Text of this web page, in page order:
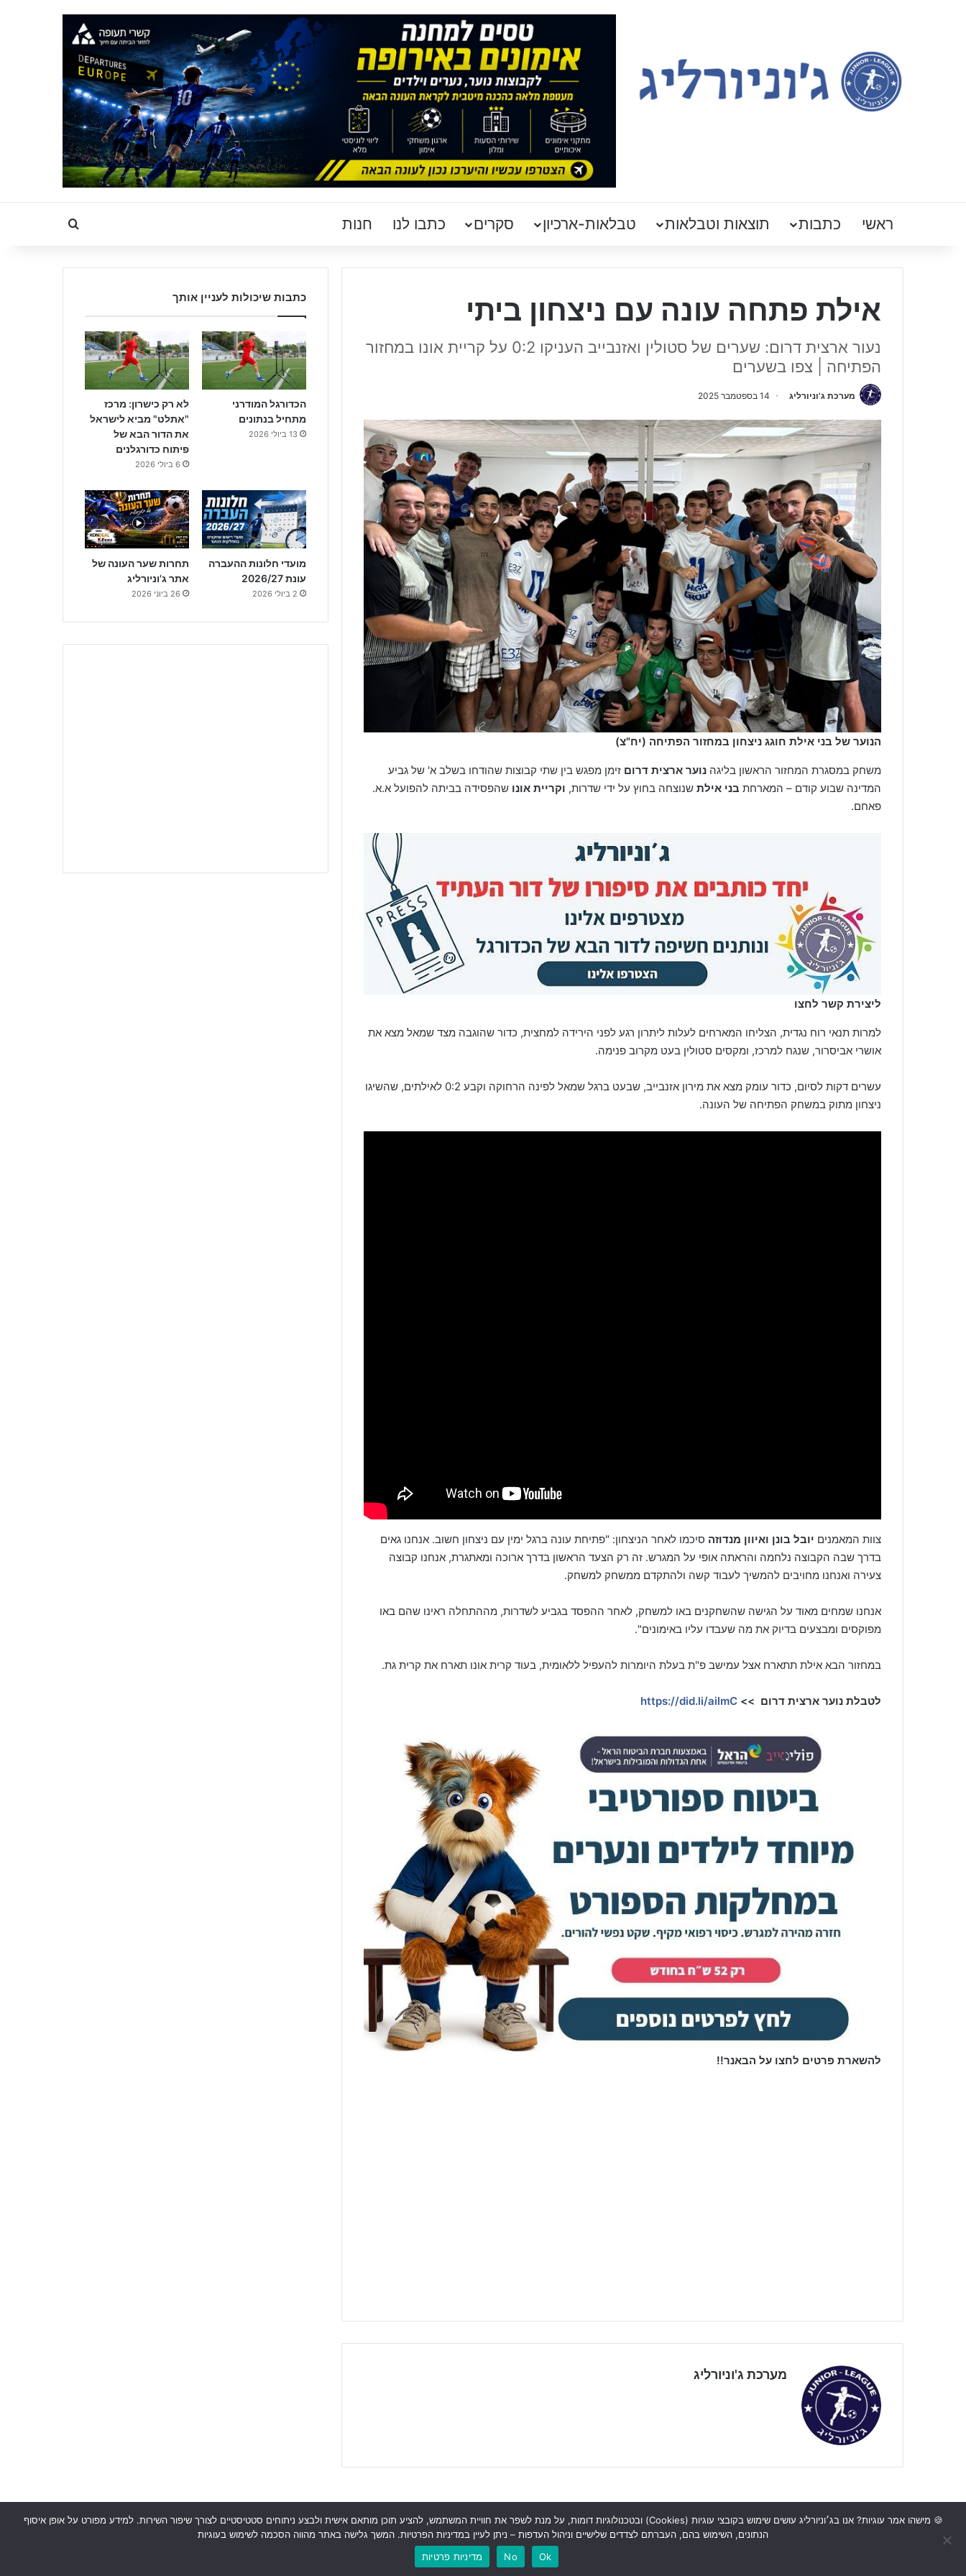
ראשי כתבות תוצאות וטבלאות טבלאות-ארכיון סקרים כתבו לנו חנות Search for
אילת פתחה עונה עם ניצחון ביתי
נעור ארצית דרום: שערים של סטולין ואזנבייב העניקו 0:2 על קריית אונו במחזור
הפתיחה | צפו בשערים
מערכת ג'וניורליג 14 בספטמבר 2025
הנוער של בני אילת חוגג ניצחון במחזור הפתיחה (יח"צ)
משחק במסגרת המחזור הראשון בליגה נוער ארצית דרום זימן מפגש בין שתי קבוצות שהודחו בשלב א' של גביע
המדינה שבוע קודם – המארחת בני אילת שנוצחה בחוץ על ידי שדרות, וקריית אונו שהפסידה בביתה להפועל א.א.
פאחם.
ליצירת קשר לחצו
למרות תנאי רוח נגדית, הצליחו המארחים לעלות ליתרון רגע לפני הירידה למחצית, כדור שהוגבה מצד שמאל מצא את
אושרי אביסרור, שנגח למרכז, ומקסים סטולין בעט מקרוב פנימה.
עשרים דקות לסיום, כדור עומק מצא את מירון אזנבייב, שבעט ברגל שמאל לפינה הרחוקה וקבע 0:2 לאילתים, שהשיגו
ניצחון מתוק במשחק הפתיחה של העונה.
צוות המאמנים יובל בונן ואיוון מנדוזה סיכמו לאחר הניצחון: "פתיחת עונה ברגל ימין עם ניצחון חשוב. אנחנו גאים
בדרך שבה הקבוצה נלחמה והראתה אופי על המגרש. זה רק הצעד הראשון בדרך ארוכה ומאתגרת, אנחנו קבוצה
צעירה ואנחנו מחויבים להמשיך לעבוד קשה ולהתקדם ממשחק למשחק.
אנחנו שמחים מאוד על הגישה שהשחקנים באו למשחק, לאחר ההפסד בגביע לשדרות, מההתחלה ראינו שהם באו
מפוקסים ומבצעים בדיוק את מה שעבדו עליו באימונים".
במחזור הבא אילת תתארח אצל עמישב פ"ת בעלת היומרות להעפיל ללאומית, בעוד קרית אונו תארח את קרית גת.
לטבלת נוער ארצית דרום >> https://did.li/ailmC
להשארת פרטים לחצו על הבאנר!!
מערכת ג'וניורליג
כתבות שיכולות לעניין אותך
הכדורגל המודרני
מתחיל בנתונים
13 ביולי 2026
לא רק כישרון: מרכז
"אתלט" מביא לישראל
את הדור הבא של
פיתוח כדורגלנים
6 ביולי 2026
מועדי חלונות ההעברה
עונת 2026/27
2 ביולי 2026
תחרות שער העונה של
אתר ג'וניורליג
26 ביוני 2026
ראשי כתבות תכנים מקצועיים תנאי שימוש מדיניות אבטחה
כתבו לנו
Facebook
YouTube
Instagram
🍪 מישהו אמר עוגיות? אנו בג׳וניורליג עושים שימוש בקובצי עוגיות (Cookies) ובטכנולוגיות דומות, על מנת לשפר את חוויית המשתמש, להציע תוכן מותאם אישית ולבצע ניתוחים סטטיסטיים לצורך שיפור השירות. למידע מפורט על אופן איסוף
הנתונים, השימוש בהם, העברתם לצדדים שלישיים וניהול העדפות – ניתן לעיין במדיניות הפרטיות. המשך גלישה באתר מהווה הסכמה לשימוש בעוגיות
Ok
No מדיניות פרטיות